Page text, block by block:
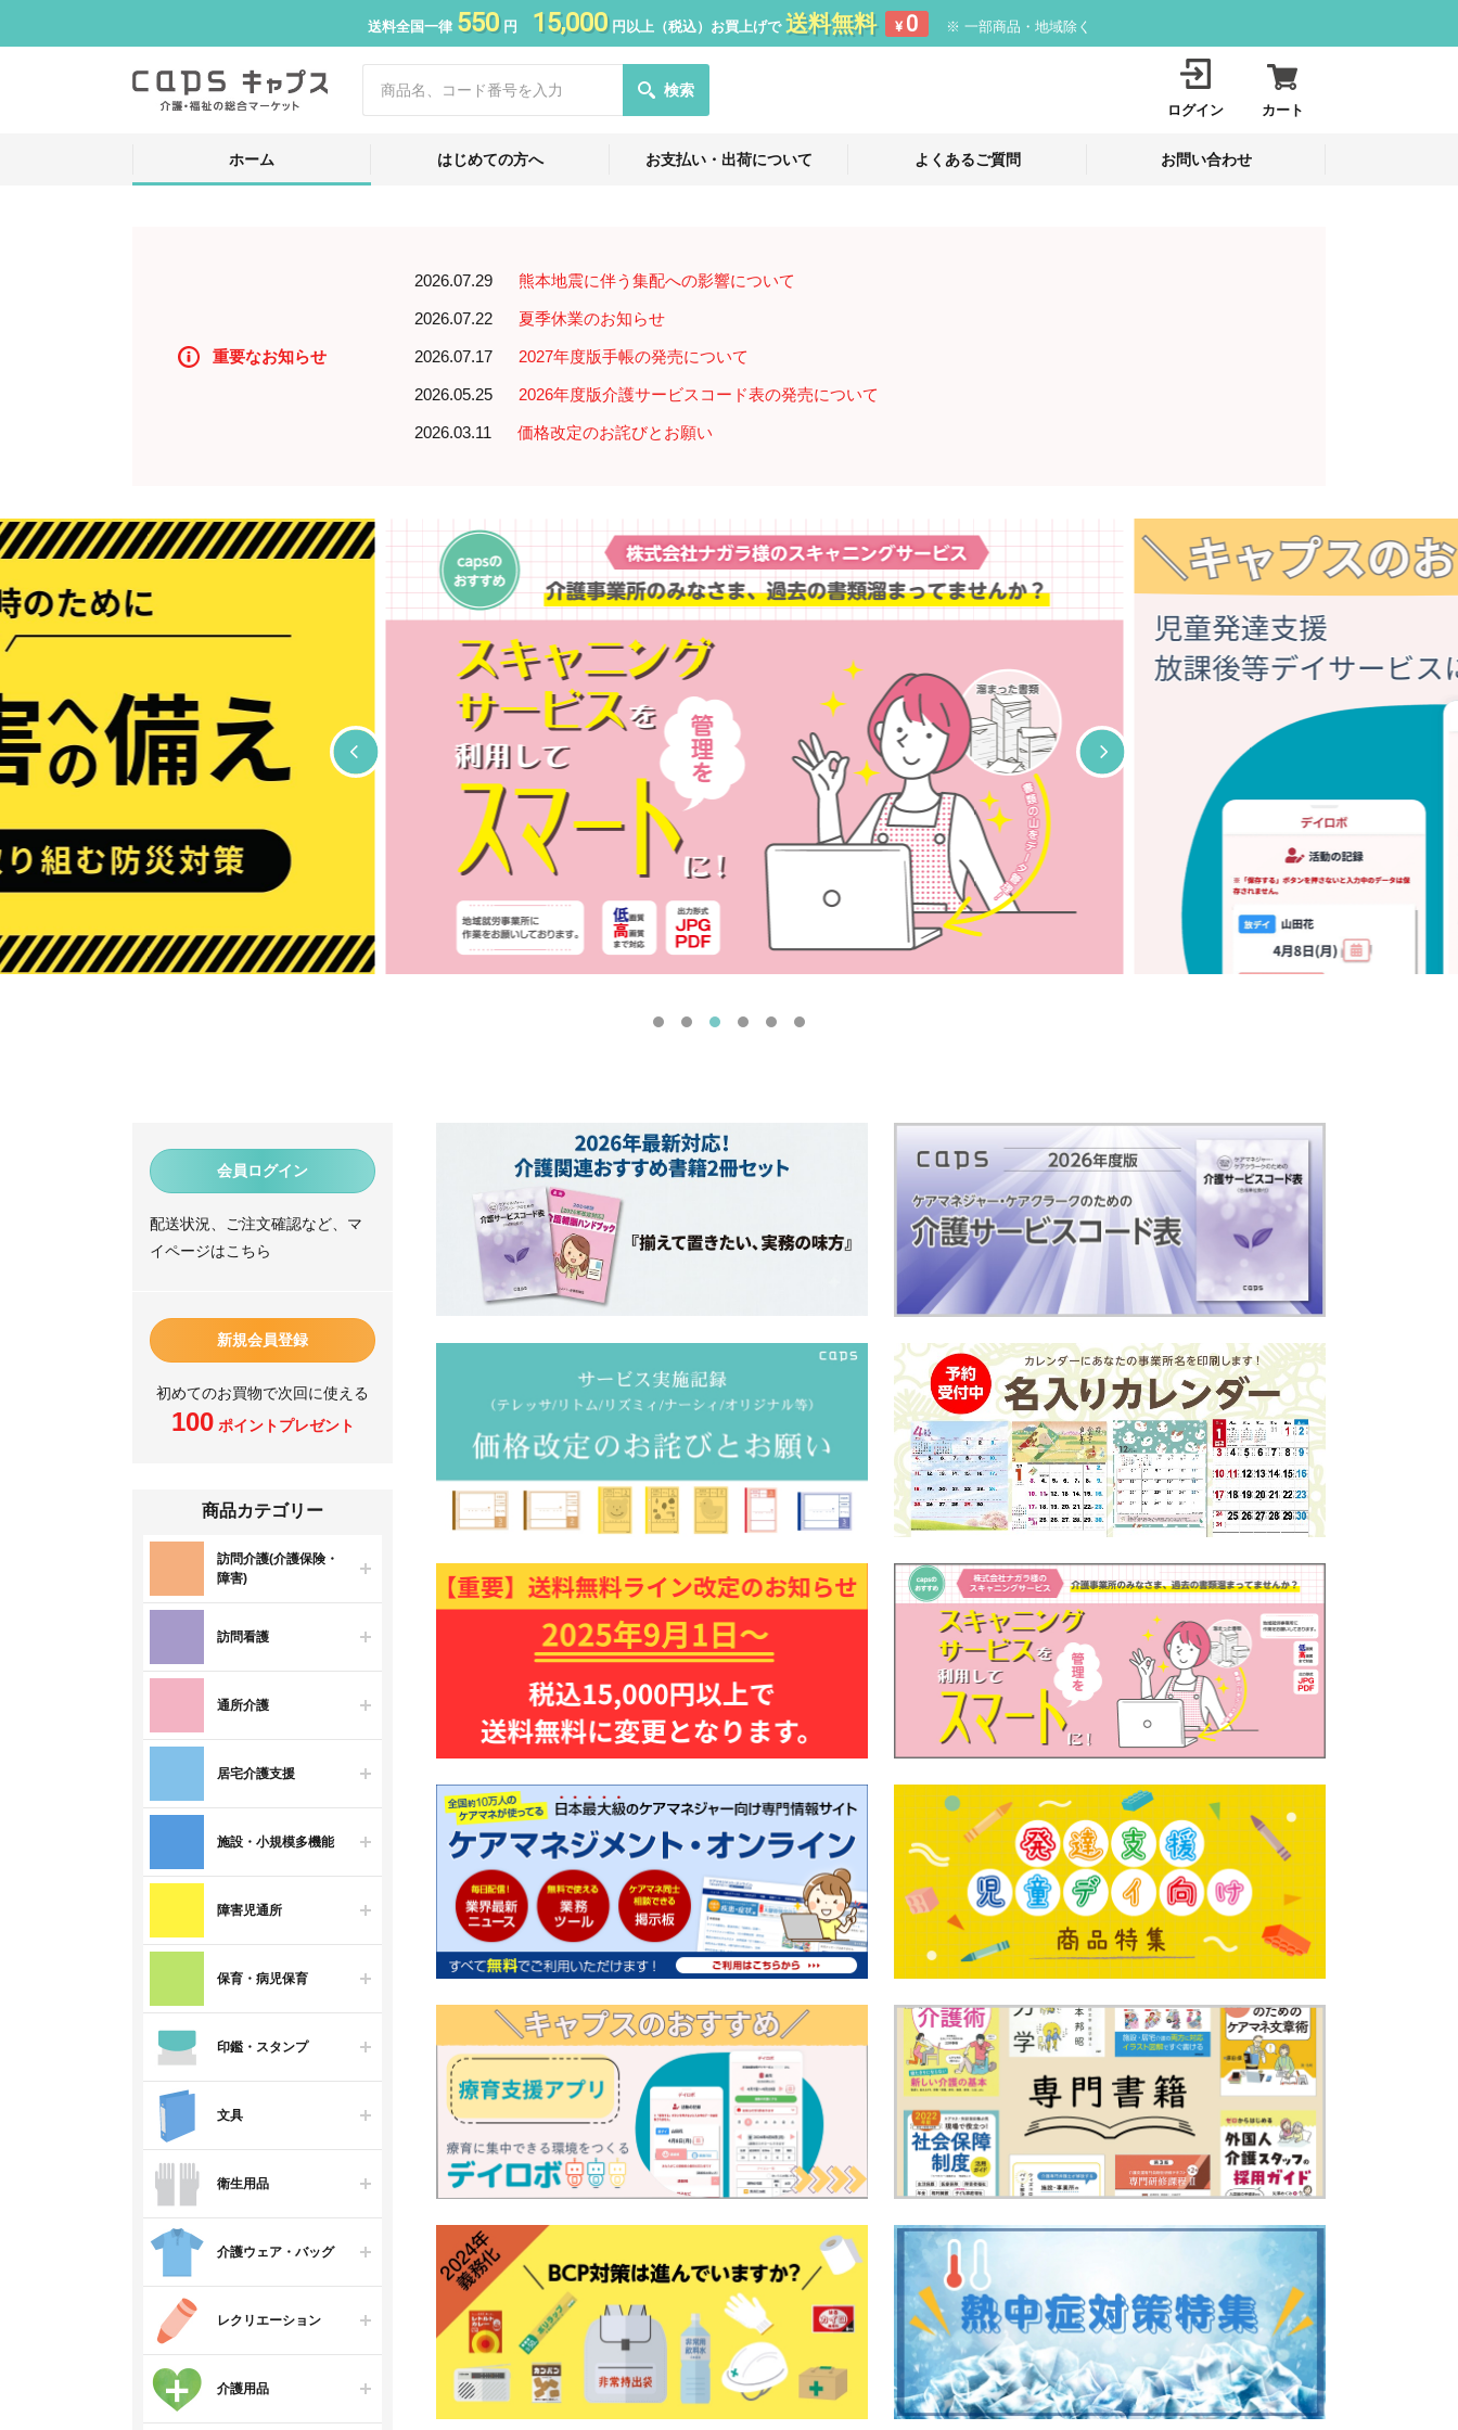
送料全国一律 550円 15,000円以上（税込）お買上げで 送料無料 ¥ 0 ※ 一部商品・地域除く
検索
ログイン カート
ホーム はじめての方へ お支払い・出荷について よくあるご質問 お問い合わせ
重要なお知らせ
2026.07.29 熊本地震に伴う集配への影響について
2026.07.22 夏季休業のお知らせ
2026.07.17 2027年度版手帳の発売について
2026.05.25 2026年度版介護サービスコード表の発売について
2026.03.11 価格改定のお詫びとお願い
会員ログイン
配送状況、ご注文確認など、マ
イページはこちら
新規会員登録
初めてのお買物で次回に使える
100ポイントプレゼント
商品カテゴリー
訪問介護(介護保険・
障害)
訪問看護
通所介護
居宅介護支援
施設・小規模多機能
障害児通所
保育・病児保育
印鑑・スタンプ
文具
衛生用品
介護ウェア・バッグ
レクリエーション
介護用品